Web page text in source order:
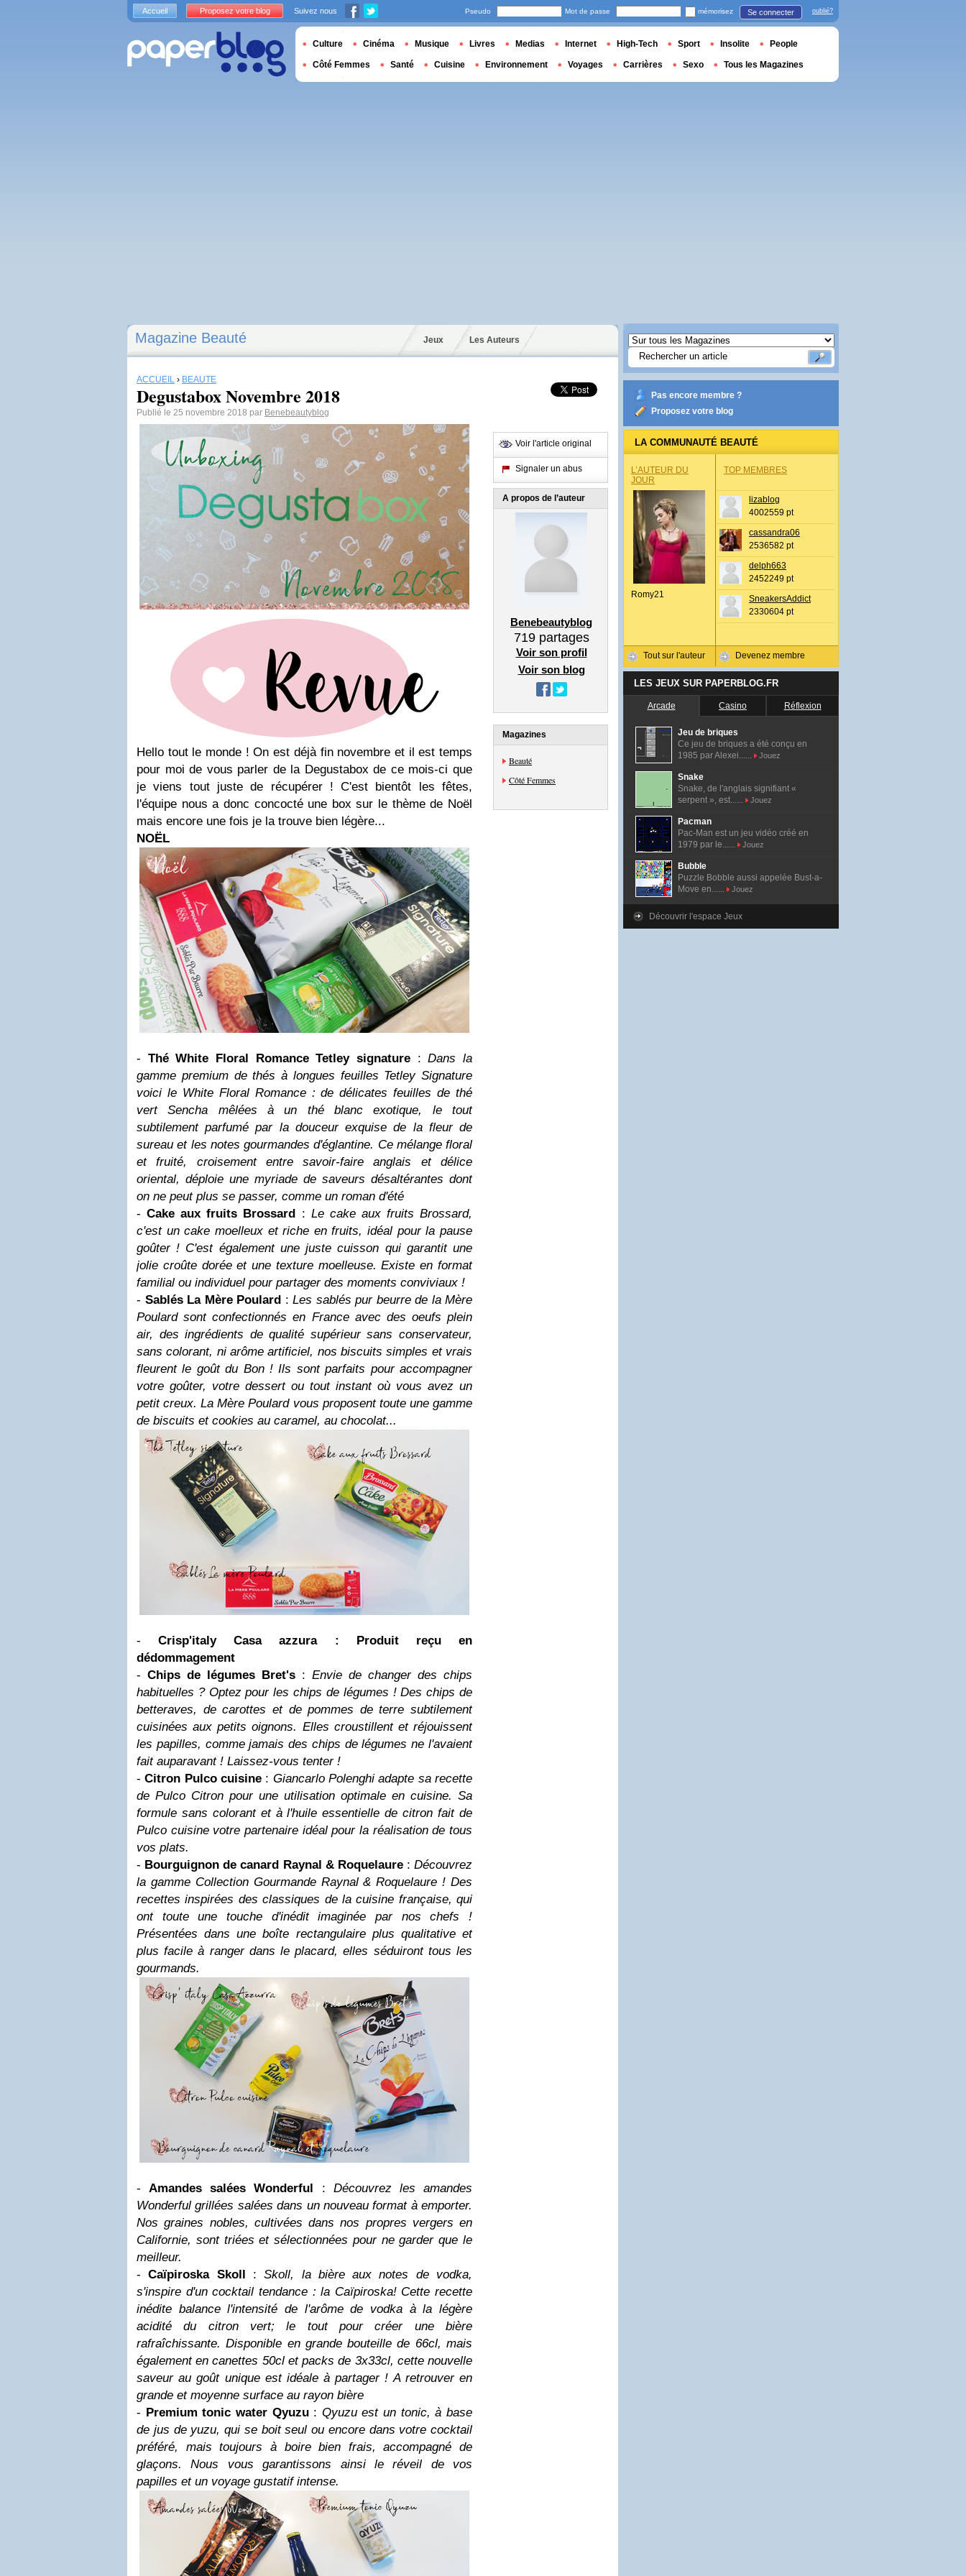
Magazine Beauté Jeux Les Auteurs
ACCUEIL › BEAUTÉ
Degustabox Novembre 2018
Publié le 25 novembre 2018 par Benebeautyblog
Hello tout le monde ! On est déjà fin novembre et il est temps
pour moi de vous parler de la Degustabox de ce mois-ci que
je viens tout juste de récupérer ! C'est bientôt les fêtes,
l'équipe nous a donc concocté une box sur le thème de Noël
mais encore une fois je la trouve bien légère...
NOËL
- Thé White Floral Romance Tetley signature :Dans la
gamme premium de thés à longues feuilles Tetley Signature
voici le White Floral Romance : de délicates feuilles de thé
vert Sencha mêlées à un thé blanc exotique, le tout
subtilement parfumé par la douceur exquise de la fleur de
sureau et les notes gourmandes d'églantine. Ce mélange floral
et fruité, croisement entre savoir-faire anglais et délice
oriental, déploie une myriade de saveurs désaltérantes dont
on ne peut plus se passer, comme un roman d'été
-Cake aux fruits Brossard : Le cake aux fruits Brossard,
c'est un cake moelleux et riche en fruits, idéal pour la pause
goûter ! C'est également une juste cuisson qui garantit une
jolie croûte dorée et une texture moelleuse. Existe en format
familial ou individuel pour partager des moments conviviaux !
- Sablés La Mère Poulard : Les sablés pur beurre de la Mère
Poulard sont confectionnés en France avec des oeufs plein
air, des ingrédients de qualité supérieur sans conservateur,
sans colorant, ni arôme artificiel, nos biscuits simples et vrais
fleurent le goût du Bon ! Ils sont parfaits pour accompagner
votre goûter, votre dessert ou tout instant où vous avez un
petit creux. La Mère Poulard vous proposent toute une gamme
de biscuits et cookies au caramel, au chocolat...
- Crisp'italy Casa azzura : Produit reçu en
dédommagement
- Chips de légumes Bret's : Envie de changer des chips
habituelles ? Optez pour les chips de légumes ! Des chips de
betteraves, de carottes et de pommes de terre subtilement
cuisinées aux petits oignons. Elles croustillent et réjouissent
les papilles, comme jamais des chips de légumes ne l'avaient
fait auparavant ! Laissez-vous tenter !
-Citron Pulco cuisine : Giancarlo Polenghi adapte sa recette
de Pulco Citron pour une utilisation optimale en cuisine. Sa
formule sans colorant et à l'huile essentielle de citron fait de
Pulco cuisine votre partenaire idéal pour la réalisation de tous
vos plats.
- Bourguignon de canard Raynal & Roquelaure: Découvrez
la gamme Collection Gourmande Raynal & Roquelaure ! Des
recettes inspirées des classiques de la cuisine française, qui
ont toute une touche d'inédit imaginée par nos chefs !
Présentées dans une boîte rectangulaire plus qualitative et
plus facile à ranger dans le placard, elles séduiront tous les
gourmands.
-Amandes salées Wonderful : Découvrez les amandes
Wonderful grillées salées dans un nouveau format à emporter.
Nos graines nobles, cultivées dans nos propres vergers en
Californie, sont triées et sélectionnées pour ne garder que le
meilleur.
-Caïpiroska Skoll :Skoll, la bière aux notes de vodka,
s'inspire d'un cocktail tendance : la Caïpiroska! Cette recette
inédite balance l'intensité de l'arôme de vodka à la légère
acidité du citron vert; le tout pour créer une bière
rafraîchissante. Disponible en grande bouteille de 66cl, mais
également en canettes 50cl et packs de 3x33cl, cette nouvelle
saveur au goût unique est idéale à partager ! A retrouver en
grande et moyenne surface au rayon bière
- Premium tonic water Qyuzu: Qyuzu est un tonic, à base
de jus de yuzu, qui se boit seul ou encore dans votre cocktail
préféré, mais toujours à boire bien frais, accompagné de
glaçons. Nous vous garantissons ainsi le réveil de vos
papilles et un voyage gustatif intense.
Voir l'article original
Signaler un abus
A propos de l’auteur
Benebeautyblog
719partages
Voir son profil
Voir son blog
Magazines
Beauté
Côté Femmes
Pas encore membre ?
Proposez votre blog
LA COMMUNAUTÉ BEAUTÉ
L’AUTEUR DU
JOUR
Romy21
Tout sur l'auteur
TOP MEMBRES
lizablog
4002559 pt
cassandra06
2536582 pt
delph663
2452249 pt
SneakersAddict
2330604 pt
Devenez membre
LES JEUX SUR PAPERBLOG.FR
Arcade Casino Réflexion
Jeu de briques
Ce jeu de briques a été conçu en
1985 par Alexei......
Jouez
Snake
Snake, de l'anglais signifiant «
serpent », est......
Jouez
Pacman
Pac-Man est un jeu vidéo créé en
1979 par le......
Jouez
Bubble
Puzzle Bobble aussi appelée Bust-a-
Move en......
Jouez
Découvrir l'espace Jeux
Accueil Proposez votre blog Suivez nous Pseudo Mot de passe mémorisez Se connecter oublié?
Culture Cinéma Musique Livres Medias Internet High-Tech Sport Insolite People
Côté Femmes Santé Cuisine Environnement Voyages Carrières Sexo Tous les Magazines